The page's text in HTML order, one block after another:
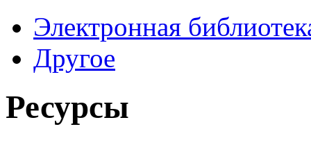
Электронная
Другое
Ресурсы